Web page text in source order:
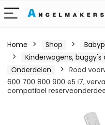
Home Shop
Kinderwagens,
Onderdelen
Rood
600 700 800 900 e5 i7,
compatibel